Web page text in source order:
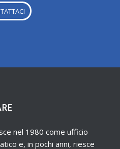
nel 1980 come ufficio
e, in pochi anni, riesce